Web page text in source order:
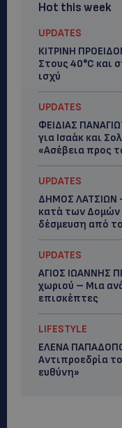
Hot this week
UPDATES
ΚΙΤΡΙΝΗ
Στους 40°C και
ισχύ
UPDATES
ΦΕΙΔΙΑΣ
για Ισαάκ και
«Ασέβεια προς
UPDATES
ΔΗΜΟΣ ΛΑΤΣΙΩΝ
κατά των
δέσμευση από
UPDATES
ΑΓΙΟΣ ΙΩΑΝΝΗΣ
χωριού – Μια
επισκέπτες
LIFESTYLE
ΕΛΕΝΑ
Αντιπροεδρία
ευθύνη»